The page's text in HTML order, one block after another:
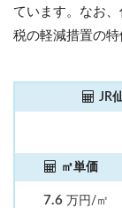
ています。なお
税の軽減措置の特
JR
㎡単価
7.6 万円/㎡